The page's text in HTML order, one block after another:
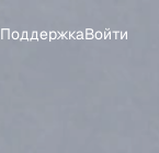
ПоддержкаВойти